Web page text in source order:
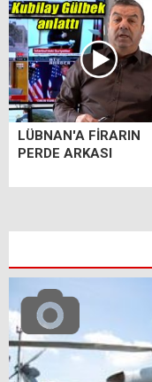
LÜBNAN'A FİRARIN
PERDE ARKASI